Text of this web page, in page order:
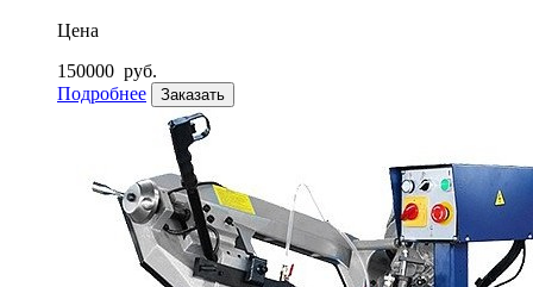
Цена
150000 руб.
Подробнее
Заказать